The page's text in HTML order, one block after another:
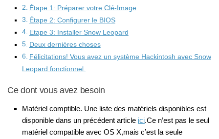
Étape 1: Préparer votre Clé-Image
Étape 2: Configurer le BIOS
Etape 3: Installer Snow Leopard
Deux dernières choses
Félicitations! Vous avez un système Hackintosh avec Snow
Leopard fonctionnel.
Ce dont vous avez besoin
Matériel comptible. Une liste des matériels disponibles est
disponible dans un précédent article ici.Ce n’est pas le seul
matériel compatible avec OS X,mais c’est la seule